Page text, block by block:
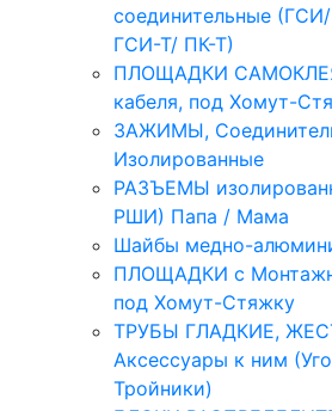
соединительные
ГСИ-Т/ ПК-Т)
ПЛОЩАДКИ
кабеля, под Хомут-
ЗАЖИМЫ,
Изолированные
РАЗЪЕМЫ
РШИ) Папа / Мама
Шайбы медно-
ПЛОЩАДКИ с
под Хомут-Стяжку
ТРУБЫ ГЛАДКИЕ,
Аксессуары к ним
Тройники)